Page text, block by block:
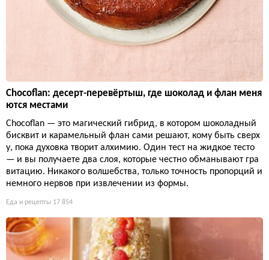
Chocoflan: десерт-перевёртыш, где шоколад и флан меня
ются местами
Chocoflan — это магический гибрид, в котором шоколадный
бисквит и карамельный флан сами решают, кому быть сверх
у, пока духовка творит алхимию. Один тест на жидкое тесто
— и вы получаете два слоя, которые честно обманывают гра
витацию. Никакого волшебства, только точность пропорций и
немного нервов при извлечении из формы.
Еда и рецепты 17 854